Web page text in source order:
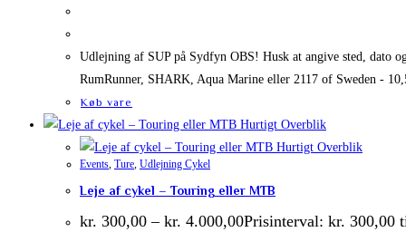
Udlejning af SUP på Sydfyn OBS! Husk at angive sted, dato
RumRunner, SHARK, Aqua Marine eller 2117 of Sweden -
Køb vare
Hurtigt Overblik
Hurtigt Overblik
Events, Ture, Udlejning Cykel
Leje af cykel – Touring eller MTB
kr. 300,00 – kr. 4.000,00Prisinterval: kr. 300,00